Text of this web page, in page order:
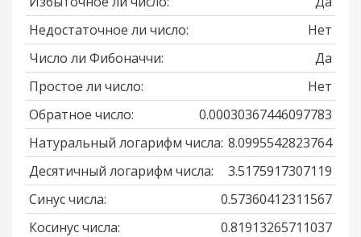
Недостаточное ли число:
Нет
Число ли Фибоначчи:
Да
Простое ли число:
Нет
Обратное число:
0.00030367446097783
Натуральный логарифм числа: 8.0995542823764
Десятичный логарифм числа:
3.5175917307119
Синус числа:
0.57360412311567
Косинус числа:
0.81913265711037